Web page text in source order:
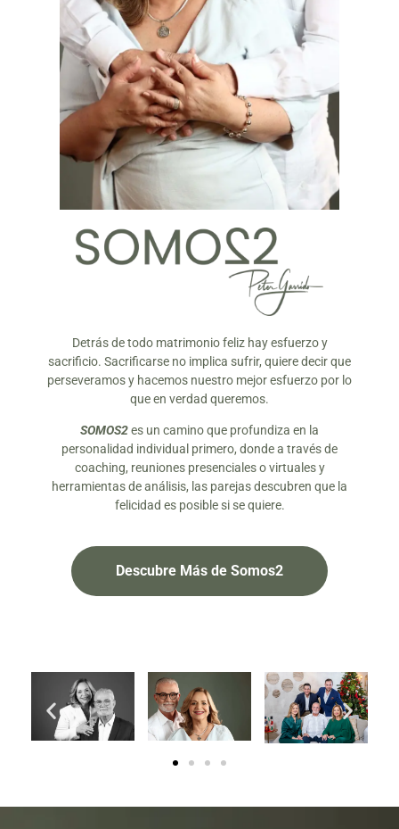
Detrás de todo matrimonio feliz hay esfuerzo y
sacrificio. Sacrificarse no implica sufrir, quiere decir que
perseveramos y hacemos nuestro mejor esfuerzo por lo
que en verdad queremos.
SOMOS2es un camino que profundiza en la
personalidad individual primero, donde a través de
coaching, reuniones presenciales o virtuales y
herramientas de análisis, las parejas descubren que la
felicidad es posible si se quiere.
Descubre Más de Somos2